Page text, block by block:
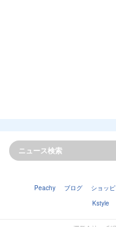
Peachy ブログ ショッ
Kstyle